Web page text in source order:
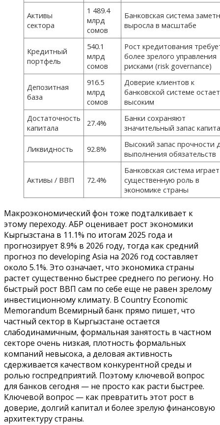
Активы
сектора
1 489.4
млрд
сомов
Банковская система
выросла в масштабе
Кредитный
портфель
540.1
млрд
сомов
Рост кредитования
более зрелого управления
рисками (risk governance)
Депозитная
база
916.5
млрд
сомов
Доверие клиентов к
банковской системе
высоким
Достаточность
капитала
27.4%
Банки сохраняют
значительный запас
Ликвидность 92.8%
Высокий запас прочности
выполнения обязательств
Активы / ВВП 72.4%
Банковская система играет
существенную роль в
экономике страны
Макроэкономический фон тоже подталкивает к
этому переходу. АБР оценивает рост экономики
Кыргызстана в 11.1% по итогам 2025 года и
прогнозирует 8.9% в 2026 году, тогда как средний
прогноз по developing Asia на 2026 год составляет
около 5.1%. Это означает, что экономика страны
растет существенно быстрее среднего по региону. Но
быстрый рост ВВП сам по себе еще не равен зрелому
инвестиционному климату. В Country Economic
Memorandum Всемирный банк прямо пишет, что
частный сектор в Кыргызстане остается
слабодинамичным, формальная занятость в частном
секторе очень низкая, плотность формальных
компаний невысока, а деловая активность
сдерживается качеством конкурентной среды и
ролью госпредприятий. Поэтому ключевой вопрос
для банков сегодня — не просто как расти быстрее.
Ключевой вопрос — как превратить этот рост в
доверие, долгий капитал и более зрелую финансовую
архитектуру страны.